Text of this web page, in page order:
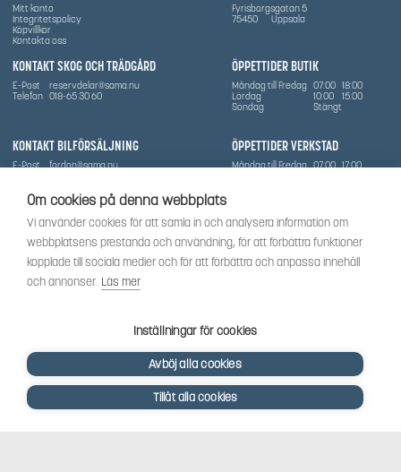
Om cookies på denna webbplats
Vi använder cookies för att samla in och analysera information om
webbplatsens prestanda och användning, för att förbättra funktioner
kopplade till sociala medier och för att förbättra och anpassa innehåll
och annonser. Läs mer
Inställningar för cookies
Avböj alla cookies
Tillåt alla cookies
Mitt konto
Integritetspolicy
Köpvillkor
Kontakta oss
ÖPPETTIDER BUTIK
Måndag till Fredag 07:00 18:00
Lördag
10:00
15:00
Söndag
Stängt
ÖPPETTIDER VERKSTAD
Måndag till Fredag 07:00 17:00
Fyrisborgsgatan 5
75450
Uppsala
KONTAKT SKOG OCH TRÄDGÅRD
E-Post
reservdelar@sama.nu
Telefon 018-65 30 60
KONTAKT BILFÖRSÄLJNING
E-Post
fordon@sama.nu
Vi har sedan 1970-talet levererat skog-och trädgårdsprodukter till Uppsala med omnejd. Vi
har idag även ett brett utbud av dessa produkter samt BRP:s produktsortiment, gällande
Can-Am, Sea-Doo.
Vi är certifierad serviceverkstad.
SOCIALT